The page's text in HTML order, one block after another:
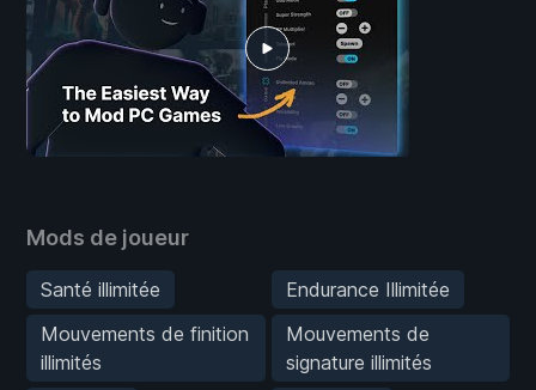
Mods de joueur
Santé illimitée
Endurance Illimitée
Mouvements de finition
illimités
Mouvements de
signature illimités